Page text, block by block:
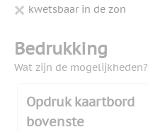
kwetsbaar in de zon
Bedrukking
Wat zijn de mogelijkheden?
Opdruk kaartbord
bovenste